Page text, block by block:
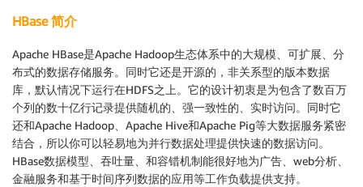
HBase 简介
Apache HBase是Apache Hadoop生态体系中的大规模、可扩展、分
布式的数据存储服务。同时它还是开源的，非关系型的版本数据
库，默认情况下运行在HDFS之上。它的设计初衷是为包含了数百万
个列的数十亿行记录提供随机的、强一致性的、实时访问。同时它
还和Apache Hadoop、Apache Hive和Apache Pig等大数据服务紧密
结合，所以你可以轻易地为并行数据处理提供快速的数据访问。
HBase数据模型、吞吐量、和容错机制能很好地为广告、web分析、
金融服务和基于时间序列数据的应用等工作负载提供支持。